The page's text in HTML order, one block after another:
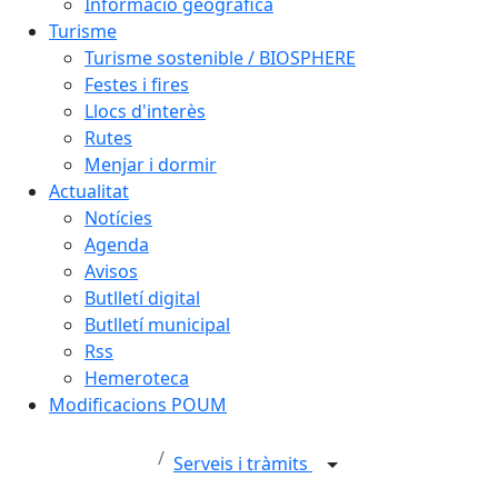
Turisme
Turisme sostenible / BIOSPHERE
Festes i fires
Llocs d'interès
Rutes
Menjar i dormir
Actualitat
Notícies
Agenda
Avisos
Butlletí digital
Butlletí municipal
Rss
Hemeroteca
Modificacions POUM
Serveis i tràmits